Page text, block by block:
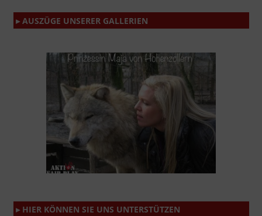
▸ AUSZÜGE UNSERER GALLERIEN
▸ HIER KÖNNEN SIE UNS UNTERSTÜTZEN